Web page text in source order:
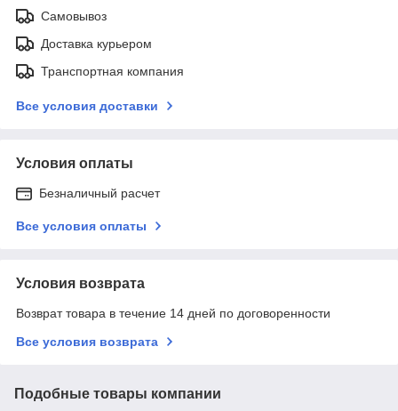
Самовывоз
Доставка курьером
Транспортная компания
Все условия доставки
Условия оплаты
Безналичный расчет
Все условия оплаты
Условия возврата
Возврат товара в течение 14 дней по договоренности
Все условия возврата
Подобные товары компании